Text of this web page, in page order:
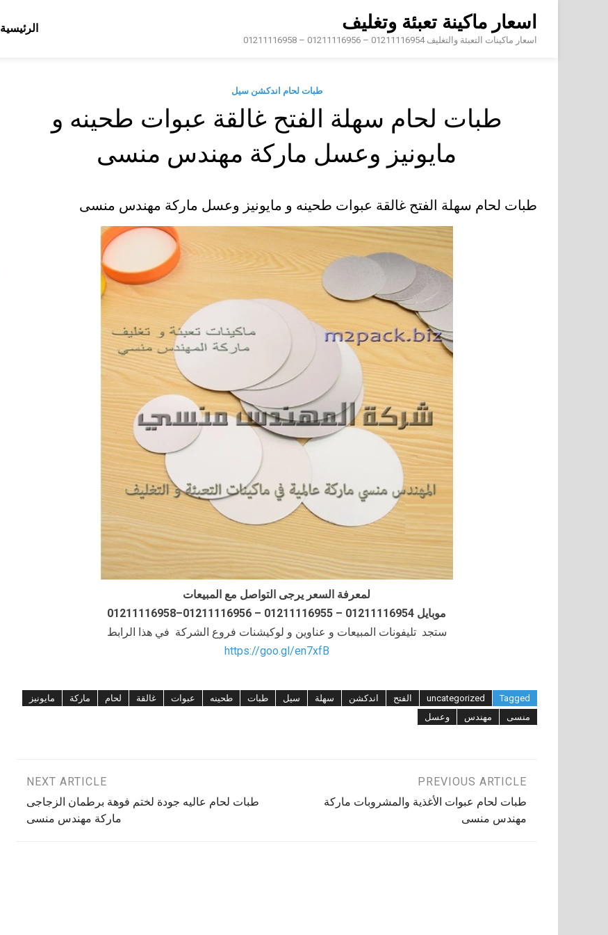
content
اسعار ماكينة تعبئة وتغليف
اسعار ماكينات التعبئة والتغليف 01211116954 – 01211116956 – 01211116958
الرئيسية
طبات لحام اندكشن سيل
طبات لحام سهلة الفتح غالقة عبوات طحينه و
مايونيز وعسل ماركة مهندس منسى
طبات لحام سهلة الفتح غالقة عبوات طحينه و مايونيز وعسل ماركة مهندس منسى
لمعرفة السعر يرجى التواصل مع المبيعات
موبايل 01211116954 – 01211116955 – 01211116956–01211116958
ستجد تليفونات المبيعات و عناوين و لوكيشنات فروع الشركة في هذا الرابط
https://goo.gl/en7xfB
Tagged
uncategorized الفتح اندكشن سهلة سيل طبات طحينه عبوات غالقة لحام ماركة
مايونيز
منسى
مهندس وعسل
تصفّح
المقالات
PREVIOUS ARTICLE
طبات لحام عبوات الأغذية والمشروبات ماركة
مهندس منسى
NEXT ARTICLE
طبات لحام عاليه جودة لختم فوهة برطمان الزجاجى
ماركة مهندس منسى